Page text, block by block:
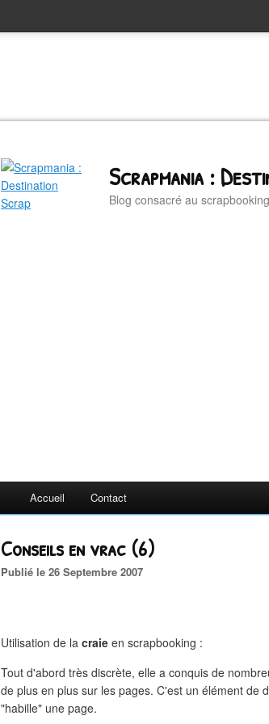
Scrapmania :
Blog consacré au
Accueil Contact
Conseils en vrac (6)
Publié le 26 Septembre 2007
Utilisation de la craie en scrapbooking :
Tout d'abord très discrète, elle a conquis de
de plus en plus sur les pages. C'est un élément de
"habille" une page.